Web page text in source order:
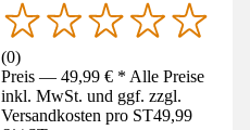
(0)
Preis — 49,99 € * Alle Preise
inkl. MwSt. und ggf. zzgl.
Versandkosten pro ST49,99